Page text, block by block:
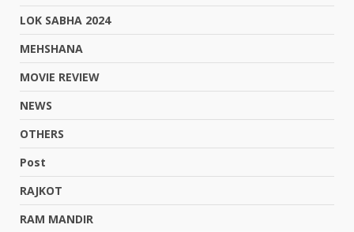
LOK SABHA 2024
MEHSHANA
MOVIE REVIEW
NEWS
OTHERS
Post
RAJKOT
RAM MANDIR